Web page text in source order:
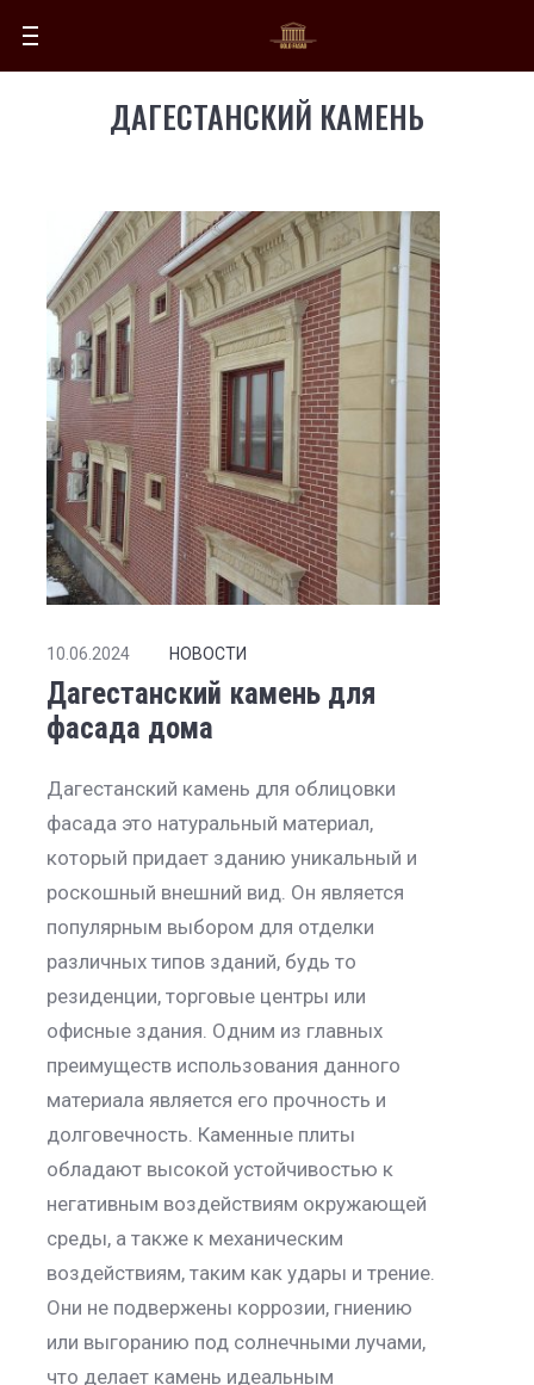
ДАГЕСТАНСКИЙ КАМЕНЬ
10.06.2024 НОВОСТИ
Дагестанский камень для
фасада дома
Дагестанский камень для облицовки
фасада это натуральный материал,
который придает зданию уникальный и
роскошный внешний вид. Он является
популярным выбором для отделки
различных типов зданий, будь то
резиденции, торговые центры или
офисные здания. Одним из главных
преимуществ использования данного
материала является его прочность и
долговечность. Каменные плиты
обладают высокой устойчивостью к
негативным воздействиям окружающей
среды, а также к механическим
воздействиям, таким как удары и трение.
Они не подвержены коррозии, гниению
или выгоранию под солнечными лучами,
что делает камень идеальным